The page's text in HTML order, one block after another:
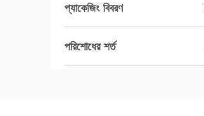
প্যাকেজিং বিবরণ
পরিশোধের শর্ত